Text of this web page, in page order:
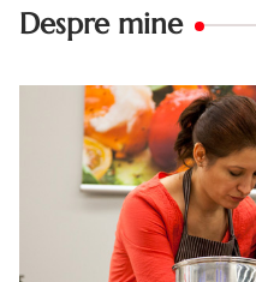
Despre mine